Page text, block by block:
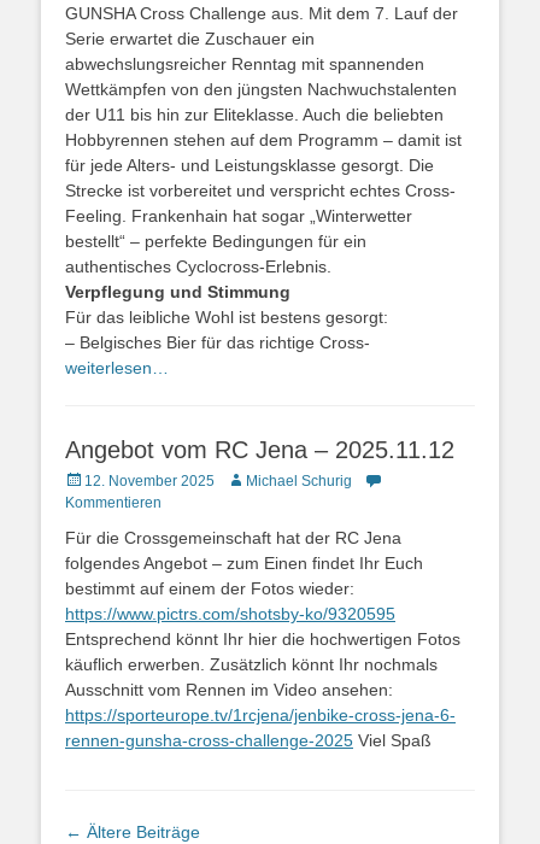
GUNSHA Cross Challenge aus. Mit dem 7. Lauf der
Serie erwartet die Zuschauer ein
abwechslungsreicher Renntag mit spannenden
Wettkämpfen von den jüngsten Nachwuchstalenten
der U11 bis hin zur Eliteklasse. Auch die beliebten
Hobbyrennen stehen auf dem Programm – damit ist
für jede Alters- und Leistungsklasse gesorgt. Die
Strecke ist vorbereitet und verspricht echtes Cross-
Feeling. Frankenhain hat sogar „Winterwetter
bestellt“ – perfekte Bedingungen für ein
authentisches Cyclocross-Erlebnis.
Verpflegung und Stimmung
Für das leibliche Wohl ist bestens gesorgt:
– Belgisches Bier für das richtige Cross-
weiterlesen…
Angebot vom RC Jena – 2025.11.12
12. November 2025
Michael Schurig
Kommentieren
Für die Crossgemeinschaft hat der RC Jena
folgendes Angebot – zum Einen findet Ihr Euch
bestimmt auf einem der Fotos wieder:
https://www.pictrs.com/shotsby-ko/9320595
Entsprechend könnt Ihr hier die hochwertigen Fotos
käuflich erwerben. Zusätzlich könnt Ihr nochmals
Ausschnitt vom Rennen im Video ansehen:
https://sporteurope.tv/1rcjena/jenbike-cross-jena-6-
rennen-gunsha-cross-challenge-2025 Viel Spaß
← Ältere Beiträge